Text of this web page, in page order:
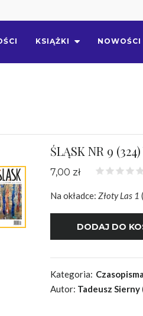
KSIĄŻKI NOWOŚCI
ŚLĄSK NR 9
7,00 zł
Na okładce: Złoty Las 1
Kategoria: Czasopisma
Autor: Tadeusz